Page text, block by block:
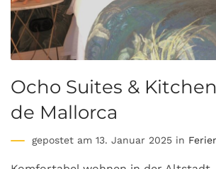
Ocho Suites &
de Mallorca
gepostet am 13. Januar 2025 in